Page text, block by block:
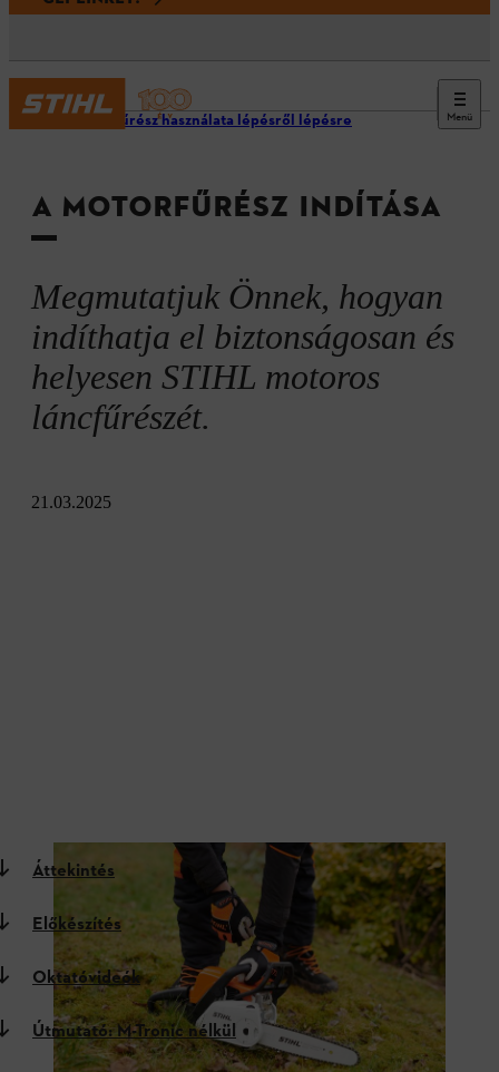
Menü
Motorfűrész használata lépésről lépésre
A MOTORFŰRÉSZ INDÍTÁSA
Megmutatjuk Önnek, hogyan
indíthatja el biztonságosan és
helyesen STIHL motoros
láncfűrészét.
21.03.2025
Áttekintés
Előkészítés
Oktatóvideók
Útmutató: M-Tronic nélkül